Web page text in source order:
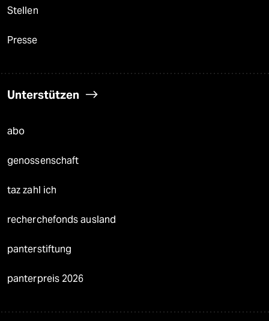
Stellen
Presse
Unterstützen
abo
genossenschaft
taz zahl ich
recherchefonds ausland
panterstiftung
panterpreis 2026